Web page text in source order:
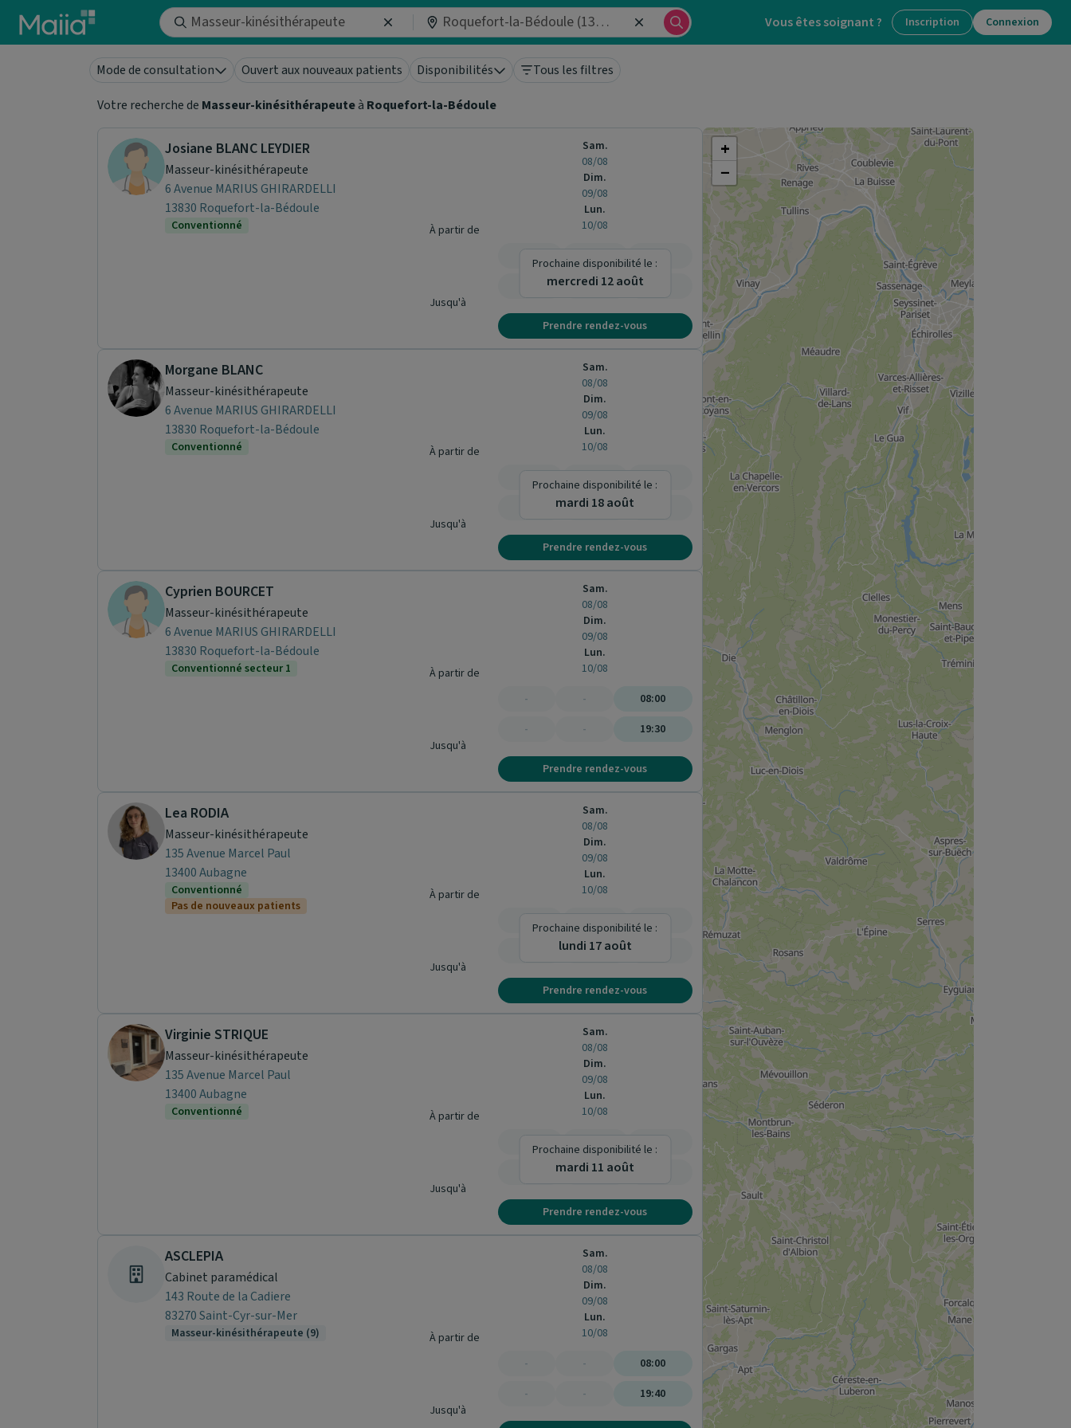
Aller au contenu principal Vous êtes soignant ? Inscription Connexion
Mode de consultation Ouvert aux nouveaux patients Disponibilités
Tous les filtres
Votre recherche de Masseur-kinésithérapeuteà Roquefort-la-Bédoule
Josiane BLANC LEYDIER
Masseur-kinésithérapeute
6 Avenue MARIUS GHIRARDELLI
13830 Roquefort-la-Bédoule
Conventionné À partir de
Jusqu'à
Sam.
08/08
Dim.
09/08
Lun.
10/08
-
Prochaine disponibilité le :
mercredi 12 août
Prendre rendez-vous
Morgane BLANC
Masseur-kinésithérapeute
6 Avenue MARIUS GHIRARDELLI
13830 Roquefort-la-Bédoule
Conventionné À partir de
Jusqu'à
Sam.
08/08
Dim.
09/08
Lun.
10/08
-
Prochaine disponibilité le :
mardi 18 août
Prendre rendez-vous
Cyprien BOURCET
Masseur-kinésithérapeute
6 Avenue MARIUS GHIRARDELLI
13830 Roquefort-la-Bédoule
Conventionné secteur 1 À partir de
Jusqu'à
Sam.
08/08
Dim.
09/08
Lun.
10/08
-
-
-
-
08:00
19:30
Prendre rendez-vous
Lea RODIA
Masseur-kinésithérapeute
135 Avenue Marcel Paul
13400 Aubagne
Conventionné
Pas de nouveaux patients
À partir de
Jusqu'à
Sam.
08/08
Dim.
09/08
Lun.
10/08
-
Prochaine disponibilité le :
lundi 17 août
Prendre rendez-vous
Virginie STRIQUE
Masseur-kinésithérapeute
135 Avenue Marcel Paul
13400 Aubagne
Conventionné À partir de
Jusqu'à
Sam.
08/08
Dim.
09/08
Lun.
10/08
-
Prochaine disponibilité le :
mardi 11 août
Prendre rendez-vous
ASCLEPIA
Cabinet paramédical
143 Route de la Cadiere
83270 Saint-Cyr-sur-Mer
Masseur-kinésithérapeute (9) À partir de
Jusqu'à
Sam.
08/08
Dim.
09/08
Lun.
10/08
-
-
-
-
08:00
19:40
+
−